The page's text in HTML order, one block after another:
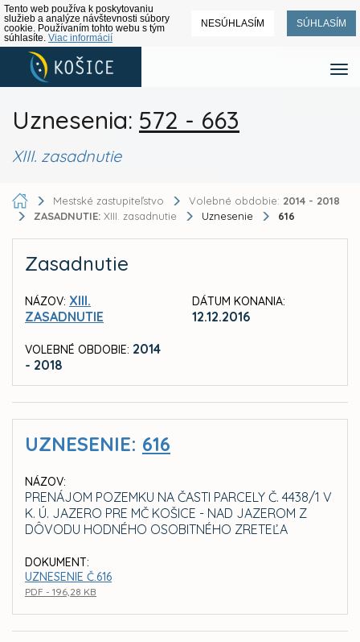
Tento web používa k poskytovaniu
služieb a analýze návštevnosti súbory
cookie. Používaním tohto webu s tým
súhlasíte. Viac informácií
NESÚHLASÍM SÚHLASÍM
Uznesenia: 572 - 663
XIII. zasadnutie
Mestské zastupiteľstvo Volebné obdobie: 2014 - 2018
ZASADNUTIE: XIII. zasadnutie Uznesenie 616
Zasadnutie
NÁZOV: XIII.
ZASADNUTIE
VOLEBNÉ OBDOBIE: 2014
- 2018
DÁTUM KONANIA:
12.12.2016
UZNESENIE: 616
NÁZOV:
PRENÁJOM POZEMKU NA ČASTI PARCELY Č. 4438/1 V
K. Ú. JAZERO PRE MČ KOŠICE - NAD JAZEROM Z
DÔVODU HODNÉHO OSOBITNÉHO ZRETEĽA
DOKUMENT:
UZNESENIE Č.616
PDF - 196,28 KB